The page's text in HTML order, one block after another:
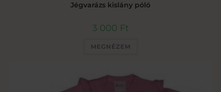
Jégvarázs kislány póló
3 000 Ft
MEGNÉZEM